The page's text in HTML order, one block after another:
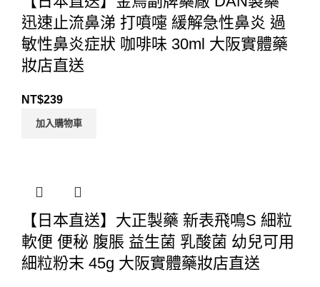
迅速止流鼻涕 打噴嚏 緩解急性鼻炎 過
敏性鼻炎症狀 咖啡味 30ml 大阪實體藥
妝店直送
NT$239
加入購物車
【日本直送】大正製藥 新表飛鳴S 細粒
軟便 便秘 腹脹 益生菌 乳酸菌 幼兒可用
細粒粉末 45g 大阪實體藥妝店直送